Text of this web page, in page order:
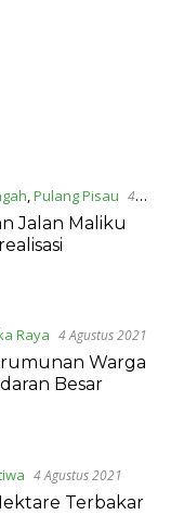
,Pulang Pisau 4
Jalan Maliku
Raya 4 Agustus 2021
Warga
Besar
4 Agustus 2021
Terbakar